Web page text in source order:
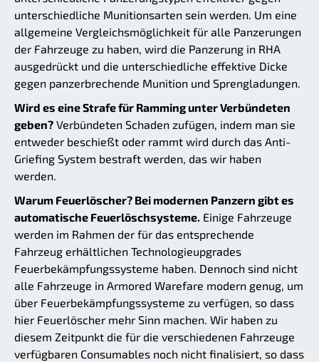
unterschiedliche Munitionsarten sein werden. Um eine
allgemeine Vergleichsmöglichkeit für alle Panzerungen
der Fahrzeuge zu haben, wird die Panzerung in RHA
ausgedrückt und die unterschiedliche effektive Dicke
gegen panzerbrechende Munition und Sprengladungen.
Wird es eine Strafe für Ramming unter Verbündeten
geben? Verbündeten Schaden zufügen, indem man sie
entweder beschießt oder rammt wird durch das Anti-
Griefing System bestraft werden, das wir haben
werden.
Warum Feuerlöscher? Bei modernen Panzern gibt es
automatische Feuerlöschsysteme. Einige Fahrzeuge
werden im Rahmen der für das entsprechende
Fahrzeug erhältlichen Technologieupgrades
Feuerbekämpfungssysteme haben. Dennoch sind nicht
alle Fahrzeuge in Armored Warefare modern genug, um
über Feuerbekämpfungssysteme zu verfügen, so dass
hier Feuerlöscher mehr Sinn machen. Wir haben zu
diesem Zeitpunkt die für die verschiedenen Fahrzeuge
verfügbaren Consumables noch nicht finalisiert, so dass